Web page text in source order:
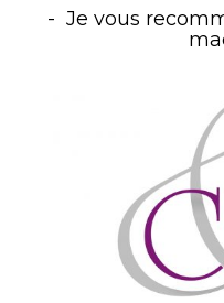
Je vous